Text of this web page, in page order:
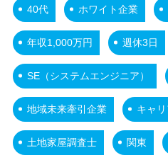
40代 ホワイト企業
年収1,000万円 週休3日
SE（システムエンジニア）
地域未来牽引企業 キャ
土地家屋調査士 関東